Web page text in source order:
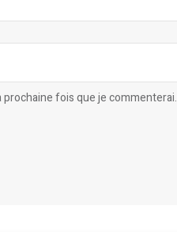
fois que je commenterai.